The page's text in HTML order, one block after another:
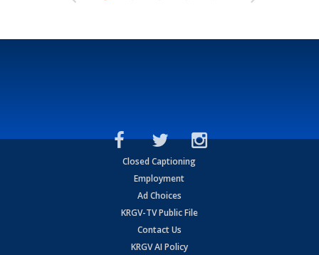
Closed Captioning
Employment
Ad Choices
KRGV-TV Public File
Contact Us
KRGV AI Policy